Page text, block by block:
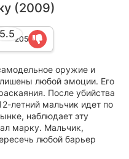
(2009)
5.5205
оружие и
лишены любой эмоции. Его
После убийства
летний мальчик идет по
наблюдает эту
марку. Мальчик,
любой барьер